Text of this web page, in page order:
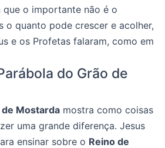
que o importante não é o
o quanto pode crescer e acolher,
e os Profetas falaram, como em
do Grão de
de Mostarda mostra como coisas
uma grande diferença. Jesus
ensinar sobre o Reino de